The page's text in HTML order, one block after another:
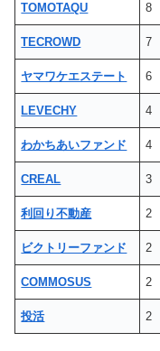
TOMOTAQU 8
TECROWD 7
ヤマワケエステート 6
LEVECHY 4
わかちあいファンド 4
CREAL 3
利回り不動産 2
ビクトリーファンド 2
COMMOSUS 2
投活 2